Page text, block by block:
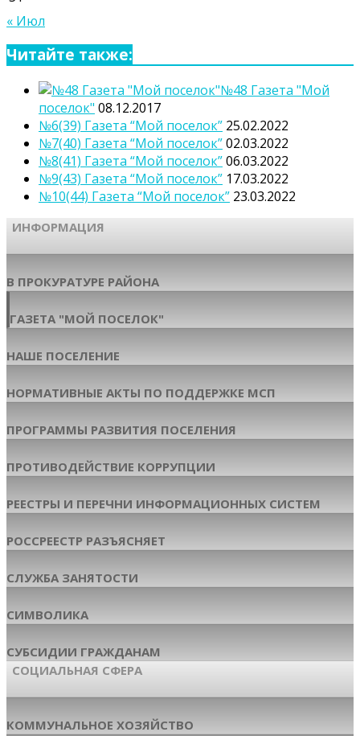
« Июл
Читайте также:
№48 Газета "Мой
поселок" 08.12.2017
№6(39) Газета “Мой поселок” 25.02.2022
№7(40) Газета “Мой поселок”02.03.2022
№8(41) Газета “Мой поселок”06.03.2022
№9(43) Газета “Мой поселок” 17.03.2022
№10(44) Газета “Мой поселок” 23.03.2022
ИНФОРМАЦИЯ
В ПРОКУРАТУРЕ РАЙОНА
ГАЗЕТА "МОЙ ПОСЕЛОК"
НАШЕ ПОСЕЛЕНИЕ
НОРМАТИВНЫЕ АКТЫ ПО ПОДДЕРЖКЕ МСП
ПРОГРАММЫ РАЗВИТИЯ ПОСЕЛЕНИЯ
ПРОТИВОДЕЙСТВИЕ КОРРУПЦИИ
РЕЕСТРЫ И ПЕРЕЧНИ ИНФОРМАЦИОННЫХ СИСТЕМ
РОССРЕЕСТР РАЗЪЯСНЯЕТ
СЛУЖБА ЗАНЯТОСТИ
СИМВОЛИКА
СУБСИДИИ ГРАЖДАНАМ
СОЦИАЛЬНАЯ СФЕРА
КОММУНАЛЬНОЕ ХОЗЯЙСТВО